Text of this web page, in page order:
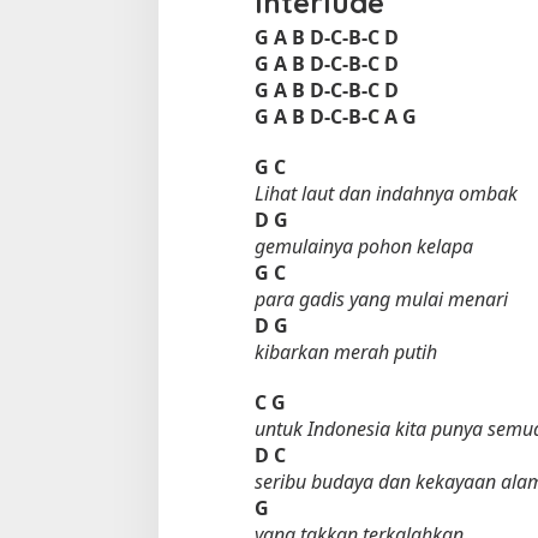
G A B D-C-B-C D
G A B D-C-B-C D
G A B D-C-B-C D
G A B D-C-B-C A G
G C
Lihat laut dan indahnya ombak
D G
gemulainya pohon kelapa
G C
para gadis yang mulai menari
D G
kibarkan merah putih
C G
untuk Indonesia kita punya
D C
seribu budaya dan kekayaan
G